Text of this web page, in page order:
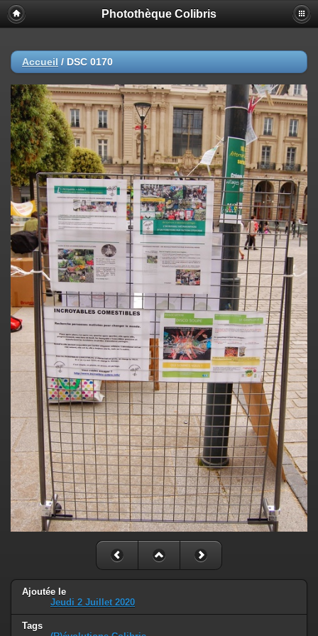
Photothèque Colibris
Accueil / DSC 0170
Ajoutée le
Jeudi 2 Juillet 2020
Tags